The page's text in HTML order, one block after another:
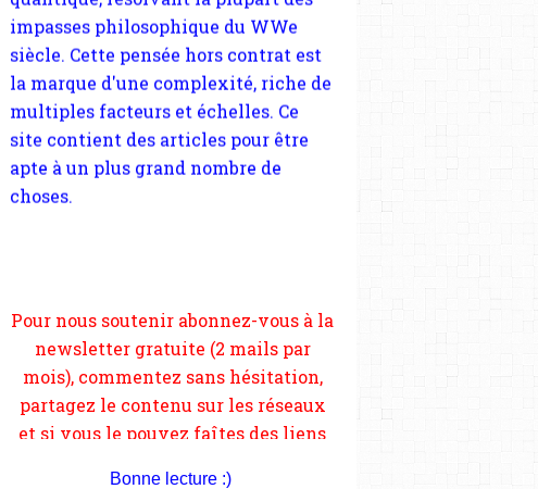
site contient des articles pour être
apte à un plus grand nombre de
choses.
et si vous le pouvez faîtes des liens
depuis votre site.
Bonne lecture :)